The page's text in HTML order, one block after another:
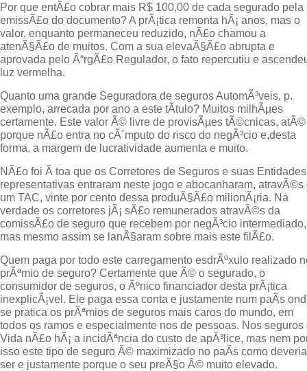
Por que entÃ£o cobrar mais R$ 100,00 de cada segurado pela
emissÃ£o do documento? A prÃ¡tica remonta hÃ¡ anos, mas o
valor, enquanto permaneceu reduzido, nÃ£o chamou a
atenÃ§Ã£o de muitos. Com a sua elevaÃ§Ã£o abrupta e
aprovada pelo Ã“rgÃ£o Regulador, o fato repercutiu e
luz vermelha.
Quanto uma grande Seguradora de seguros AutomÃ³veis, p.
exemplo, arrecada por ano a este tÃ­tulo? Muitos milhÃµes
certamente. Este valor Ã© livre de provisÃµes tÃ©cnicas, atÃ©
porque nÃ£o entra no cÃ´mputo do risco do negÃ³cio e,desta
forma, a margem de lucratividade aumenta e muito.
NÃ£o foi Ã toa que os Corretores de Seguros e suas Entidades
representativas entraram neste jogo e abocanharam, atravÃ©s
um TAC, vinte por cento dessa produÃ§Ã£o milionÃ¡ria. Na
verdade os corretores jÃ¡ sÃ£o remunerados atravÃ©s da
comissÃ£o de seguro que recebem por negÃ³cio intermediado,
mas mesmo assim se lanÃ§aram sobre mais este filÃ£o.
Quem paga por todo este carregamento esdrÃºxulo realizado
prÃªmio de seguro? Certamente que Ã© o segurado, o
consumidor de seguros, o Ãºnico financiador desta prÃ¡tica
inexplicÃ¡vel. Ele paga essa conta e justamente num paÃ­s
se pratica os prÃªmios de seguros mais caros do mundo, em
todos os ramos e especialmente nos de pessoas. Nos seguros
Vida nÃ£o hÃ¡ a incidÃªncia do custo de apÃ³lice, mas nem
isso este tipo de seguro Ã© maximizado no paÃ­s como deveria
ser e justamente porque o seu preÃ§o Ã© muito elevado.